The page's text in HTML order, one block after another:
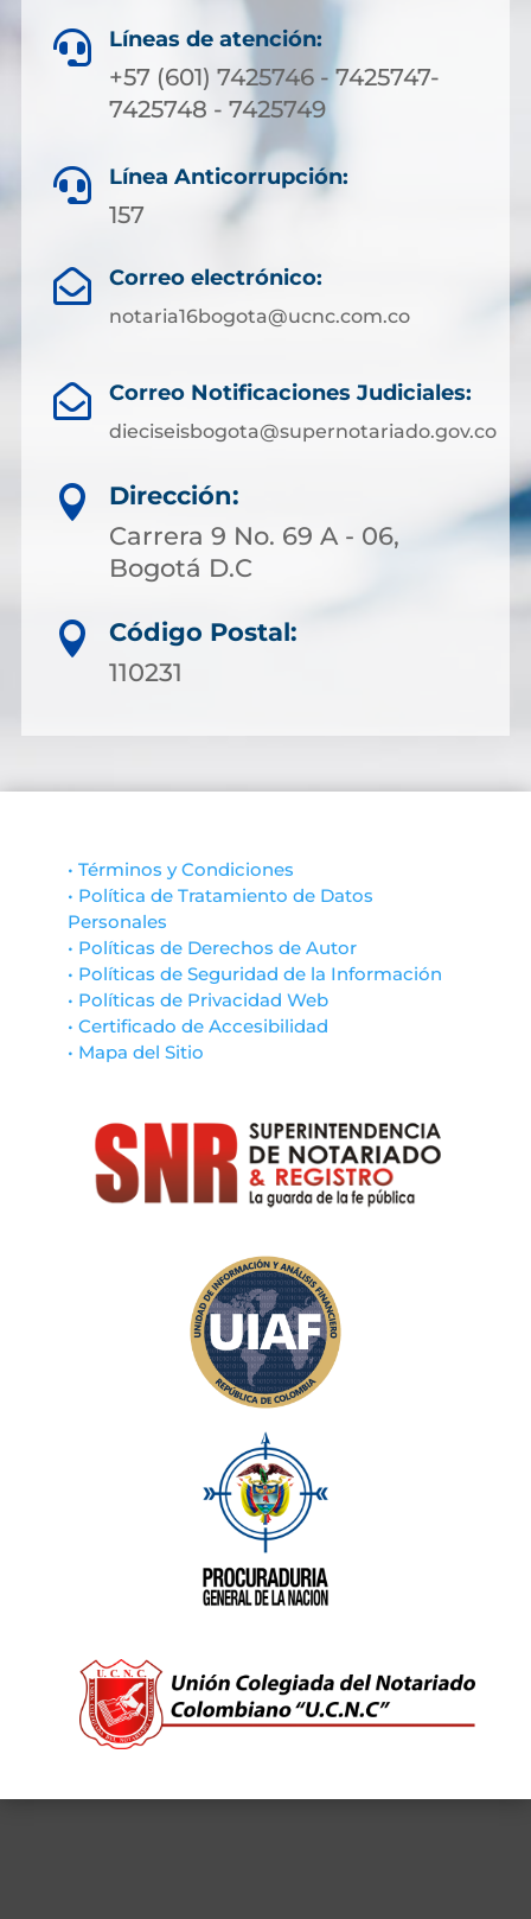
 Líneas de atención:
+57 (601) 7425746 - 7425747-
7425748 - 7425749
 Línea Anticorrupción:
157
 Correo electrónico:
notaria16bogota@ucnc.com.co
 Correo Notificaciones Judiciales:
dieciseisbogota@supernotariado.gov.co

Dirección:
Carrera 9 No. 69 A - 06,
Bogotá D.C

Código Postal:
110231
• Términos y Condiciones
• Política de Tratamiento de Datos
Personales
• Políticas de Derechos de Autor
• Políticas de Seguridad de la Información
• Políticas de Privacidad Web
• Certificado de Accesibilidad
• Mapa del Sitio